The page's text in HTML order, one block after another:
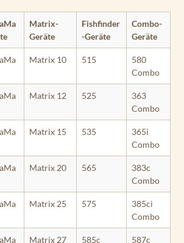
Matrix-
Geräte
Fishfinder
-Geräte
Combo-
Geräte
Matrix 10 515
580
Combo
Matrix 12 525
363
Combo
Matrix 15 535
365i
Combo
Matrix 20 565
383c
Combo
Matrix 25 575
385ci
Combo
Matrix 27 585c
587c